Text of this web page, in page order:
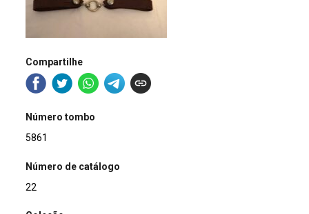
Compartilhe
Número tombo
5861
Número de catálogo
22